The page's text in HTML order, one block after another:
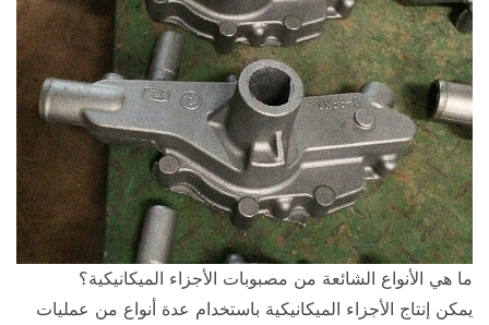
ما هي الأنواع الشائعة من مصبوبات الأجزاء الميكانيكية؟
يمكن إنتاج الأجزاء الميكانيكية باستخدام عدة أنواع من عمليات